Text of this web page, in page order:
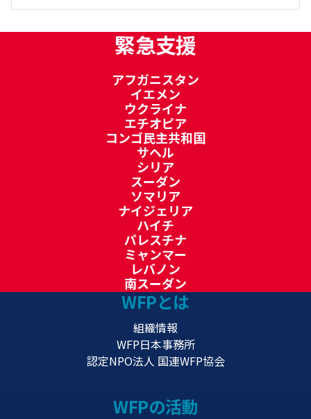
緊急支援
アフガニスタン
イエメン
ウクライナ
エチオピア
コンゴ民主共和国
サヘル
シリア
スーダン
ソマリア
ナイジェリア
ハイチ
パレスチナ
ミャンマー
レバノン
南スーダン
WFPとは
組織情報
WFP日本事務所
認定NPO法人 国連WFP協会
WFPの活動